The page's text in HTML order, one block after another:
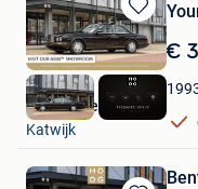
Bewaren
in
Mijn
Favorieten
€
HooG Selections
Katwijk